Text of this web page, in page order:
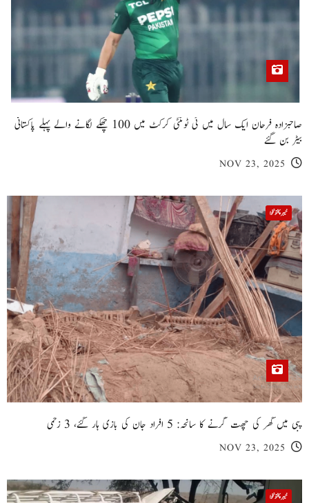
صاحبزادہ فرحان ایک سال میں ٹی ٹوئنٹی کرکٹ میں 100 چھکے لگانے والے پہلے پاکستانی
بیٹر بن گئے
NOV 23, 2025
خیبر پختونخوا
پبی میں گھر کی چھت گرنے کا سانحہ: 5 افراد جان کی بازی ہار گئے، 3 زخمی
NOV 23, 2025
خیبر پختونخوا